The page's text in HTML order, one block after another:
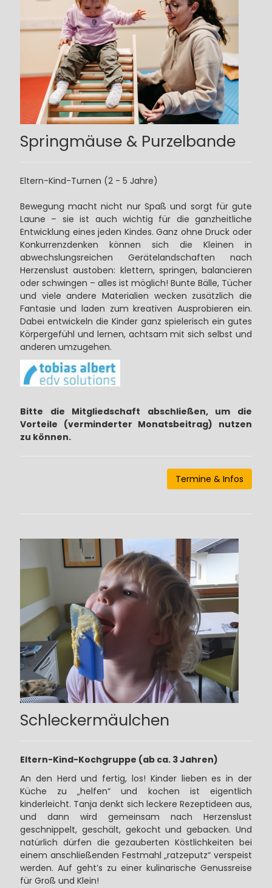
Springmäuse & Purzelbande
Eltern-Kind-Turnen (2 - 5 Jahre)
Bewegung macht nicht nur Spaß und sorgt für gute
Laune – sie ist auch wichtig für die ganzheitliche
Entwicklung eines jeden Kindes. Ganz ohne Druck oder
Konkurrenzdenken können sich die Kleinen in
abwechslungsreichen Gerätelandschaften nach
Herzenslust austoben: klettern, springen, balancieren
oder schwingen – alles ist möglich! Bunte Bälle, Tücher
und viele andere Materialien wecken zusätzlich die
Fantasie und laden zum kreativen Ausprobieren ein.
Dabei entwickeln die Kinder ganz spielerisch ein gutes
Körpergefühl und lernen, achtsam mit sich selbst und
anderen umzugehen.
Bitte die Mitgliedschaft abschließen, um die
Vorteile (verminderter Monatsbeitrag) nutzen
zu können.
Termine & Infos
Schleckermäulchen
Eltern-Kind-Kochgruppe (ab ca. 3 Jahren)
An den Herd und fertig, los! Kinder lieben es in der
Küche zu „helfen“ und kochen ist eigentlich
kinderleicht. Tanja denkt sich leckere Rezeptideen aus,
und dann wird gemeinsam nach Herzenslust
geschnippelt, geschält, gekocht und gebacken. Und
natürlich dürfen die gezauberten Köstlichkeiten bei
einem anschließenden Festmahl „ratzeputz“ verspeist
werden. Auf geht’s zu einer kulinarische Genussreise
für Groß und Klein!